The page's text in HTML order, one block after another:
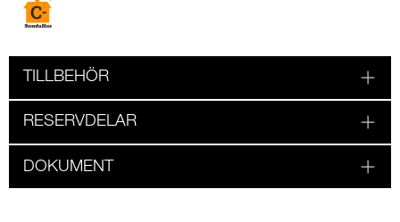
TILLBEHÖR
RESERVDELAR
DOKUMENT